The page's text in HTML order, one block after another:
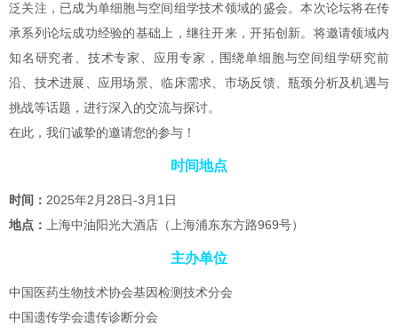
泛关注，已成为单细胞与空间组学技术领域的盛会。本次论坛将在传
承系列论坛成功经验的基础上，继往开来，开拓创新。将邀请领域内
知名研究者、技术专家、应用专家，围绕单细胞与空间组学研究前
沿、技术进展、应用场景、临床需求、市场反馈、瓶颈分析及机遇与
挑战等话题，进行深入的交流与探讨。
在此，我们诚挚的邀请您的参与！
时间地点
时间： 2025年2月28日-3月1日
地点： 上海中油阳光大酒店（上海浦东东方路969号）
主办单位
中国医药生物技术协会基因检测技术分会
中国遗传学会遗传诊断分会